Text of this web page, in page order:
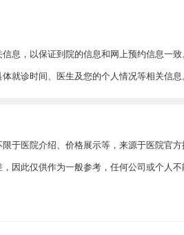
息，以保证到院的信息和网上预约信息一致
就诊时间、医生及您的个人情况等相关信息
于医院介绍、价格展示等，来源于医院官方
因此仅供作为一般参考，任何公司或个人